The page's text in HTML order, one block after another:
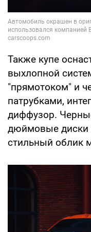
Также купе
выхлопной
"прямотоком" и
патрубками,
диффузор.
дюймовые диски
стильный облик